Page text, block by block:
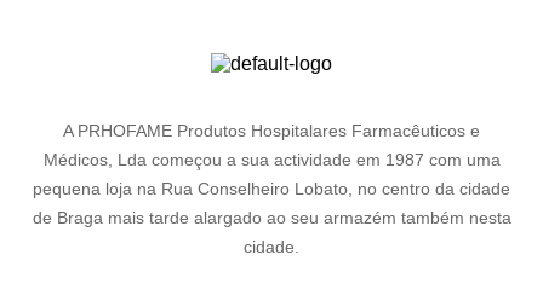
A PRHOFAME Produtos Hospitalares Farmacêuticos e
Médicos, Lda começou a sua actividade em 1987 com uma
pequena loja na Rua Conselheiro Lobato, no centro da cidade
de Braga mais tarde alargado ao seu armazém também nesta
cidade.